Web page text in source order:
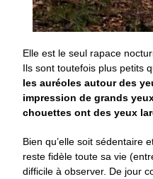
Elle est le seul rapace
Ils sont toutefois plus petits
les auréoles autour des
impression de grands
chouettes ont des yeux
Bien qu’elle soit sédentaire
reste fidèle toute sa vie
difficile à observer. De jour